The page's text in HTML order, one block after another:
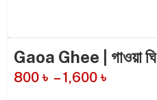
Gaoa Ghee | গাওয়া ঘি
800 ৳ – 1,600 ৳